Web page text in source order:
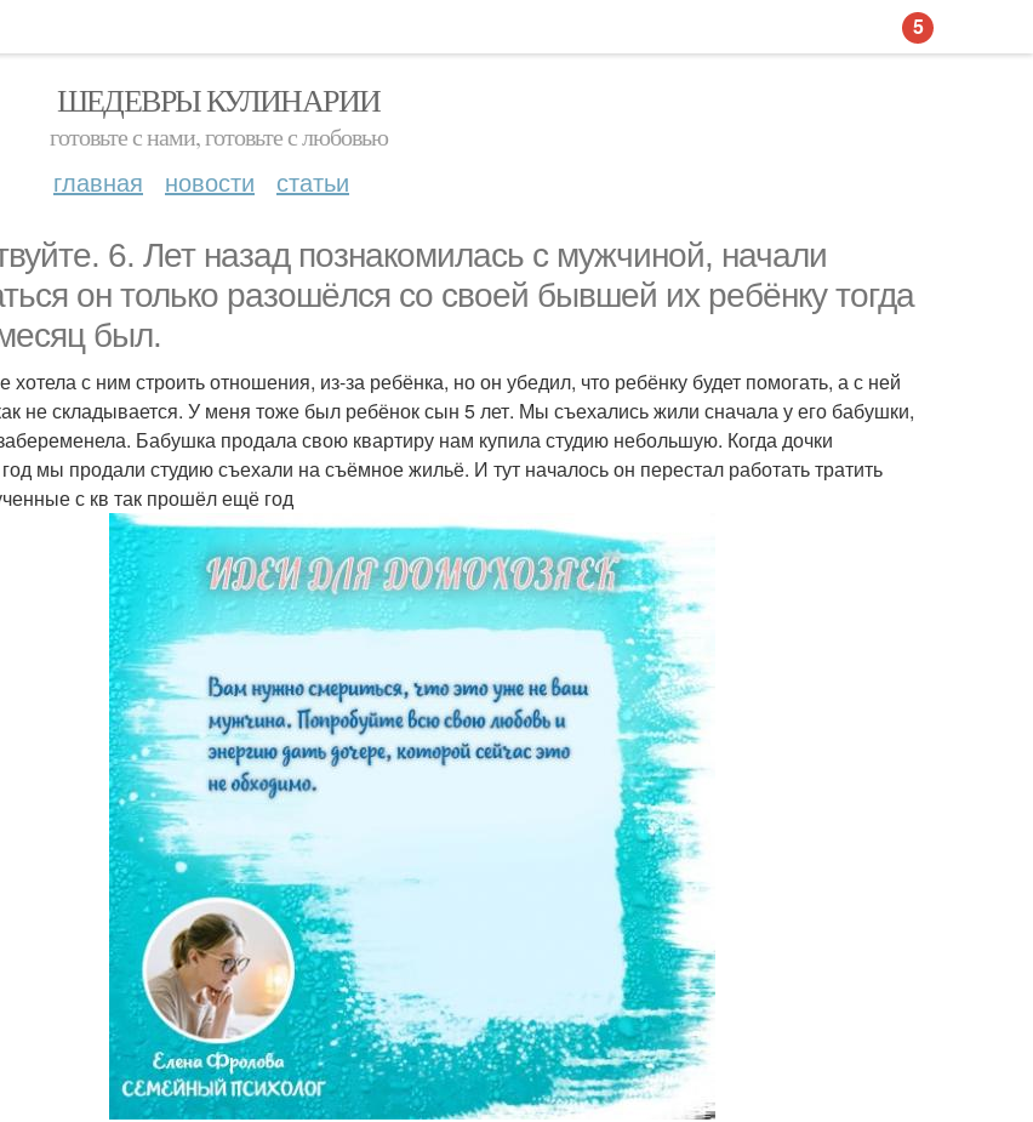
ШЕДЕВРЫ КУЛИНАРИИ
готовьте с нами, готовьте с любовью
главная новости статьи
6. Лет назад познакомилась с мужчиной, начали
он только разошёлся со своей бывшей их ребёнку тогда
был.
хотела с ним строить отношения, из-за ребёнка, но он убедил, что ребёнку будет помогать, а с ней
не складывается. У меня тоже был ребёнок сын 5 лет. Мы съехались жили сначала у его бабушки,
Бабушка продала свою квартиру нам купила студию небольшую. Когда дочки
мы продали студию съехали на съёмное жильё. И тут началось он перестал работать тратить
с кв так прошёл ещё год
5